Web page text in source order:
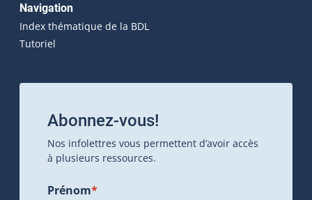
Navigation
Index thématique de la BDL
Tutoriel
Abonnez-vous!
Nos infolettres vous permettent d’avoir accès
à plusieurs ressources.
Prénom*